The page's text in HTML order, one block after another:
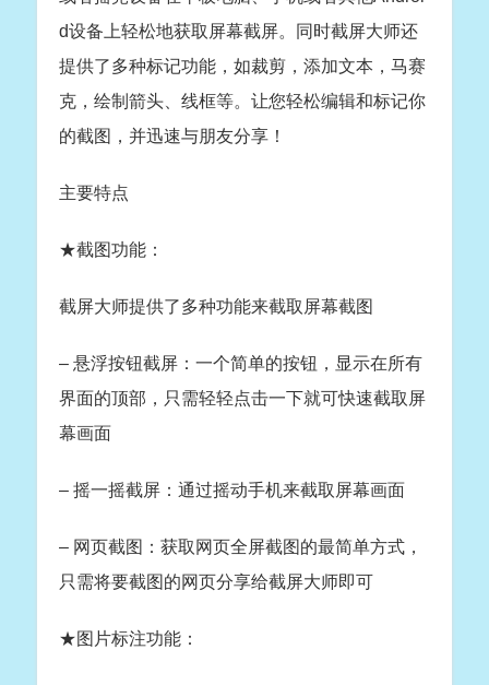
d设备上轻松地获取屏幕截屏。同时截屏大师还
提供了多种标记功能，如裁剪，添加文本，马赛
克，绘制箭头、线框等。让您轻松编辑和标记你
的截图，并迅速与朋友分享！
主要特点
★截图功能：
截屏大师提供了多种功能来截取屏幕截图
– 悬浮按钮截屏：一个简单的按钮，显示在所有
界面的顶部，只需轻轻点击一下就可快速截取屏
幕画面
– 摇一摇截屏：通过摇动手机来截取屏幕画面
– 网页截图：获取网页全屏截图的最简单方式，
只需将要截图的网页分享给截屏大师即可
★图片标注功能：